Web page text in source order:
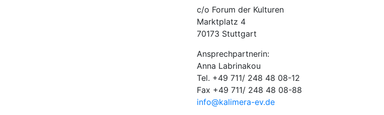
c/o Forum der Kulturen
Marktplatz 4
70173 Stuttgart
Ansprechpartnerin:
Anna Labrinakou
Tel. +49 711/ 248 48 08-12
Fax +49 711/ 248 48 08-88
info@kalimera-ev.de